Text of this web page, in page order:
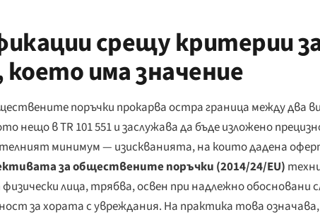
срещу критерии
има значение
поръчки прокарва остра граница между два
нещо в TR 101 551 и заслужава да бъде изложено
минимум — изискванията, на които дадена
за обществените поръчки (2014/24/EU)
лица, трябва, освен при надлежно обосновани
за хората с увреждания. На практика това